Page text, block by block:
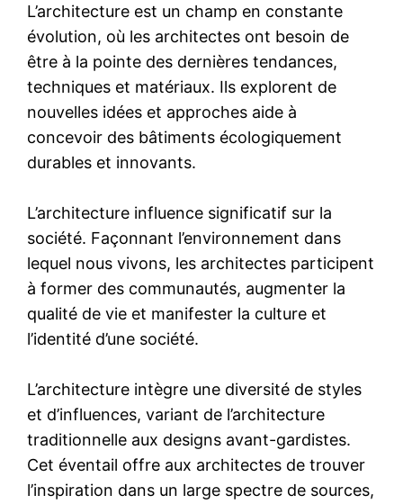
L’architecture est un champ en constante
évolution, où les architectes ont besoin de
être à la pointe des dernières tendances,
techniques et matériaux. Ils explorent de
nouvelles idées et approches aide à
concevoir des bâtiments écologiquement
durables et innovants.
L’architecture influence significatif sur la
société. Façonnant l’environnement dans
lequel nous vivons, les architectes participent
à former des communautés, augmenter la
qualité de vie et manifester la culture et
l’identité d’une société.
L’architecture intègre une diversité de styles
et d’influences, variant de l’architecture
traditionnelle aux designs avant-gardistes.
Cet éventail offre aux architectes de trouver
l’inspiration dans un large spectre de sources,